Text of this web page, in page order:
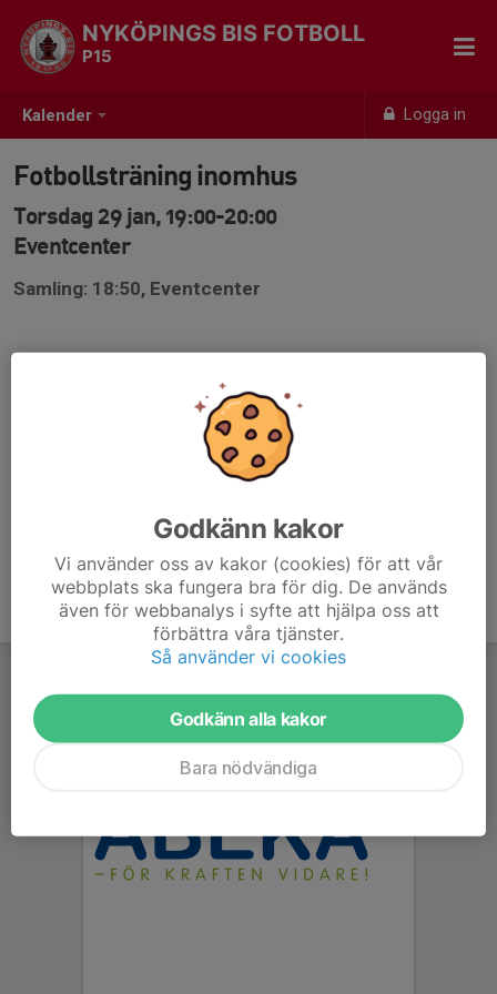
Kalender Logga in
NYKÖPINGS BIS FOTBOLL
P15
Fotbollsträning inomhus
Torsdag 29 jan, 19:00-20:00
Eventcenter
Samling: 18:50, Eventcenter
Godkänn kakor
Vi använder oss av kakor (cookies) för att vår
webbplats ska fungera bra för dig. De används
även för webbanalys i syfte att hjälpa oss att
förbättra våra tjänster.
Så använder vi cookies
Godkänn alla kakor
Bara nödvändiga